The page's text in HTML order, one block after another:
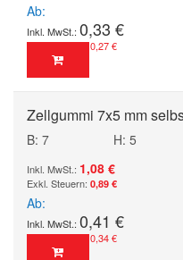
Ab
0,33 €
0,27 €
Zellgummi 7x5 mm
B: 7
H: 5
1,08 €
0,89 €
Ab
0,41 €
0,34 €